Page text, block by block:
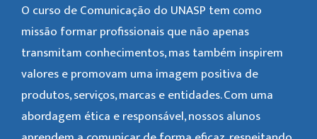
O curso de Comunicação do UNASP tem como
missão formar profissionais que não apenas
transmitam conhecimentos, mas também inspirem
valores e promovam uma imagem positiva de
produtos, serviços, marcas e entidades. Com uma
abordagem ética e responsável, nossos alunos